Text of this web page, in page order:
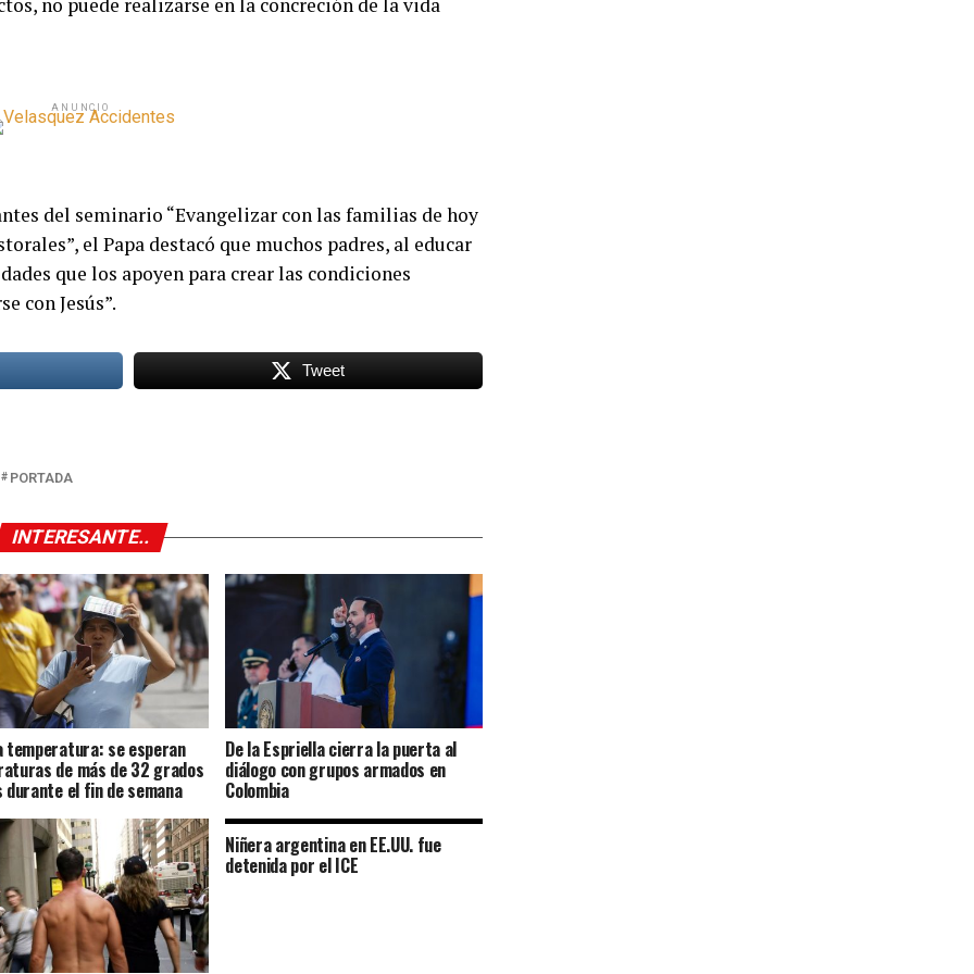
ANUNCIO
del seminario “Evangelizar con las familias de hoy
el Papa destacó que muchos padres, al educar
que los apoyen para crear las condiciones
con Jesús”.
Tweet
PORTADA
INTERESANTE..
temperatura: se esperan
de más de 32 grados
durante el fin de semana
De la Espriella cierra la puerta al
diálogo con grupos armados en
Colombia
Niñera argentina en EE.UU. fue
detenida por el ICE